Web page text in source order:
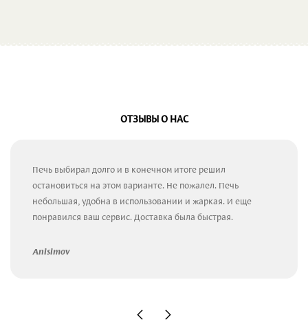
ОТЗЫВЫ О НАС
Печь выбирал долго и в конечном итоге решил
остановиться на этом варианте. Не пожалел. Печь
небольшая, удобна в использовании и жаркая. И еще
понравился ваш сервис. Доставка была быстрая.
Anisimov